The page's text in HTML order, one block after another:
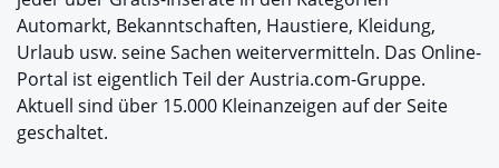
Automarkt, Bekanntschaften, Haustiere, Kleidung,
Urlaub usw. seine Sachen weitervermitteln. Das Online-
Portal ist eigentlich Teil der Austria.com-Gruppe.
Aktuell sind über 15.000 Kleinanzeigen auf der Seite
geschaltet.